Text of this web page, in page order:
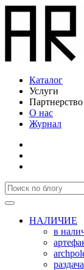
Каталог
Услуги
Партнерство
О нас
Журнал
НАЛИЧИЕ
в